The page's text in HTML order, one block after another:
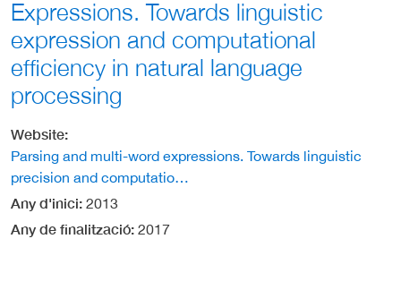
Expressions. Towards linguistic
expression and computational
efficiency in natural language
processing
Website
Parsing and multi-word expressions. Towards linguistic
precision and computatio…
Any d'inici 2013
Any de finalització 2017